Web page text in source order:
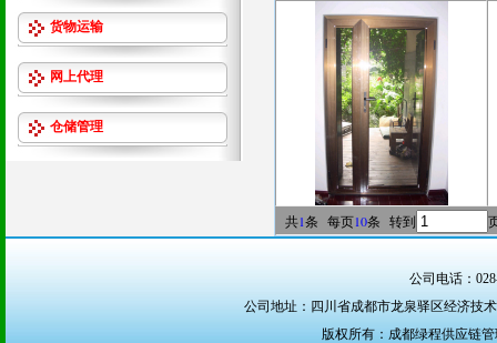
货物运输
网上代理
仓储管理
共1条 每页10条 转到
公司电话：
公司地址：四川省成都市龙泉驿区经济技
版权所有：成都绿程供应链